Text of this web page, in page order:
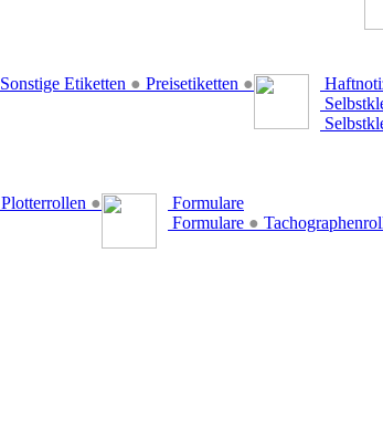
Sonstige Etiketten ● Preisetiketten ●
Plotterrollen ●
Formulare
Formulare ●